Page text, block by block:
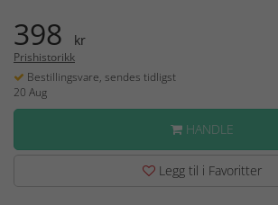
398 kr
Prishistorikk
Bestillingsvare, sendes tidligst
20 Aug
HANDLE
Legg til i Favoritter